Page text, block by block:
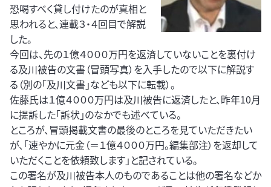
恐喝すべく貸し付けたのが真相と
思われると、連載３・４回目で解説
した。
今回は、先の１億４０００万円を返済していないことを裏付け
る及川被告の文書（冒頭写真）を入手したので以下に解説す
る（別の「及川文書」なども以下に転載）。
佐藤氏は１億４０００万円は及川被告に返済したと、昨年10月
に提訴した「訴状」のなかでも述べている。
ところが、冒頭掲載文書の最後のところを見ていただきたい
が、「速やかに元金（＝１億４０００万円。編集部注）を返却して
いただくことを依頼致します」と記されている。
この署名が及川被告本人のものであることは他の署名などか